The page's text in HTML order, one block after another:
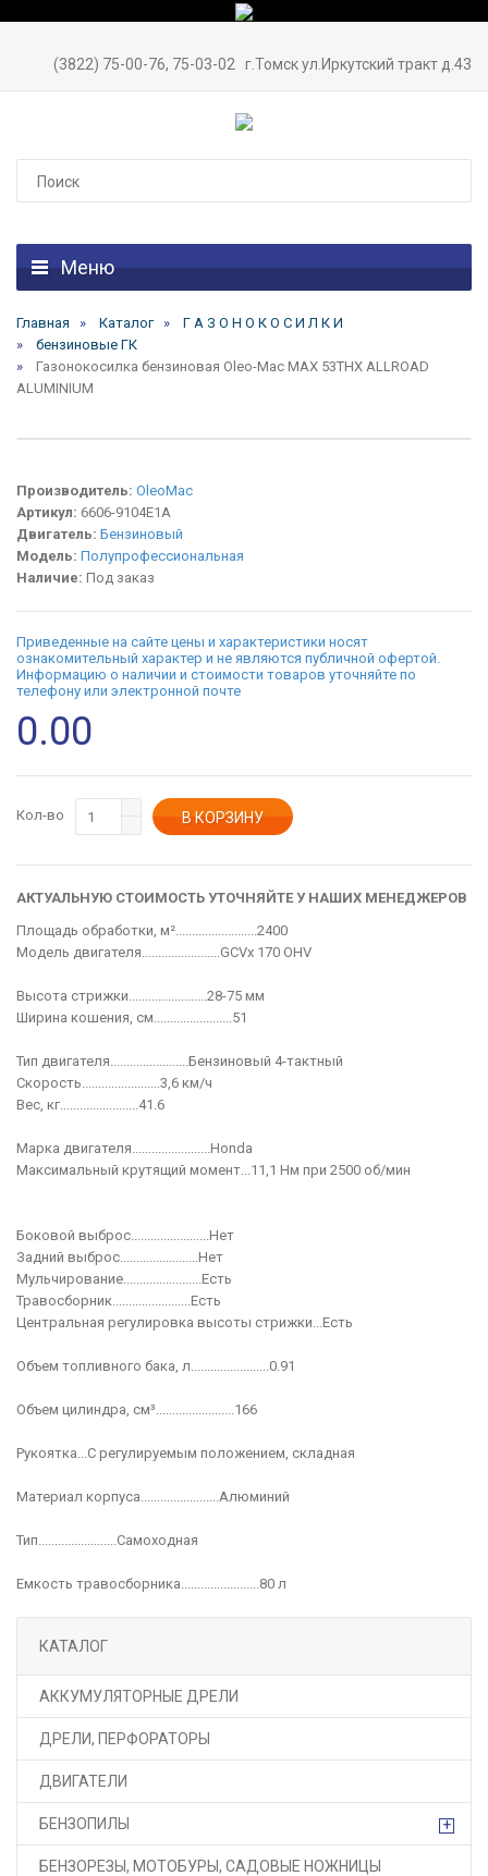
(3822) 75-00-76, 75-03-02 г.Томск ул.Иркутский тракт д.43
Меню
Главная Каталог
Г А З О Н О К О С И Л К И
бензиновые ГК
Газонокосилка бензиновая Oleo-Mac MAX 53THX ALLROAD
ALUMINIUM
Производитель: OleoMac
Артикул: 6606-9104E1A
Двигатель: Бензиновый
Модель: Полупрофессиональная
Наличие: Под заказ
Приведенные на сайте цены и характеристики носят
ознакомительный характер и не являются публичной офертой.
Информацию о наличии и стоимости товаров уточняйте по
телефону или электронной почте
0.00
Кол-во
АКТУАЛЬНУЮ СТОИМОСТЬ УТОЧНЯЙТЕ У НАШИХ МЕНЕДЖЕРОВ
Площадь обработки, м².........................2400
Модель двигателя........................GCVx 170 OHV
Высота стрижки........................28-75 мм
Ширина кошения, см........................51
Тип двигателя........................Бензиновый 4-тактный
Скорость........................3,6 км/ч
Вес, кг........................41.6
Марка двигателя........................Honda
Максимальный крутящий момент...11,1 Нм при 2500 об/мин
Боковой выброс........................Нет
Задний выброс........................Нет
Мульчирование........................Есть
Травосборник........................Есть
Центральная регулировка высоты стрижки...Есть
Объем топливного бака, л........................0.91
Объем цилиндра, см³........................166
Рукоятка...С регулируемым положением, складная
Материал корпуса........................Алюминий
Тип........................Самоходная
Емкость травосборника........................80 л
КАТАЛОГ
АККУМУЛЯТОРНЫЕ ДРЕЛИ
ДРЕЛИ, ПЕРФОРАТОРЫ
ДВИГАТЕЛИ
БЕНЗОПИЛЫ +
БЕНЗОРЕЗЫ, МОТОБУРЫ, САДОВЫЕ НОЖНИЦЫ